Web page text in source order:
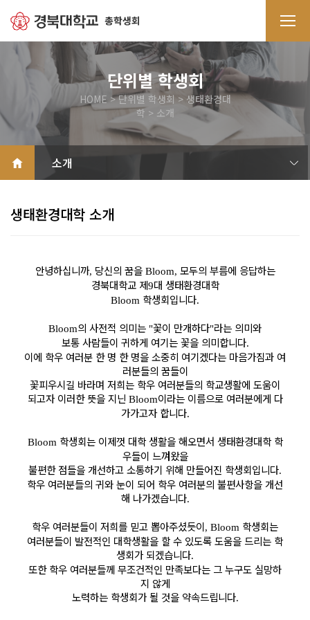
단위별 학생회
HOME > 단위별 학생회 > 생태환경대
학 > 소개
소개
생태환경대학 소개
안녕하십니까, 당신의 꿈을 Bloom, 모두의 부름에 응답하는
경북대학교 제9대 생태환경대학
Bloom 학생회입니다.
Bloom의 사전적 의미는 "꽃이 만개하다"라는 의미와
보통 사람들이 귀하게 여기는 꽃을 의미합니다.
이에 학우 여러분 한 명 한 명을 소중히 여기겠다는 마음가짐과 여
러분들의 꿈들이
꽃피우시길 바라며 저희는 학우 여러분들의 학교생활에 도움이
되고자 이러한 뜻을 지닌 Bloom이라는 이름으로 여러분에게 다
가가고자 합니다.
Bloom 학생회는 이제껏 대학 생활을 해오면서 생태환경대학 학
우들이 느껴왔을
불편한 점들을 개선하고 소통하기 위해 만들어진 학생회입니다.
학우 여러분들의 귀와 눈이 되어 학우 여러분의 불편사항을 개선
해 나가겠습니다.
학우 여러분들이 저희를 믿고 뽑아주셨듯이, Bloom 학생회는
여러분들이 발전적인 대학생활을 할 수 있도록 도움을 드리는 학
생회가 되겠습니다.
또한 학우 여러분들께 무조건적인 만족보다는 그 누구도 실망하
지 않게
노력하는 학생회가 될 것을 약속드립니다.